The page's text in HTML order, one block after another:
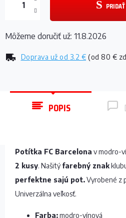
Doprava už od 3.2 € (od 80 €
Môžeme doručiť už: 11.8.2026
POPIS
Potítka FC Barcelona v modro-
2 kusy. Našitýfarebný znak
perfektne sajú pot.Vyrobené z
Univerzálna veľkosť.
Farba:modro-vínová